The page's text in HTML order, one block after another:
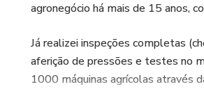
agronegócio há mais de 15 anos,
Já realizei inspeções completas
aferição de pressões e testes no
1000 máquinas agrícolas através